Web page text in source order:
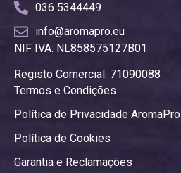
036 5344449
info@aromapro.eu
NIF IVA: NL858575127B01
Registo Comercial: 71090088
Termos e Condições
Política de Privacidade AromaPro
Política de Cookies
Garantia e Reclamações